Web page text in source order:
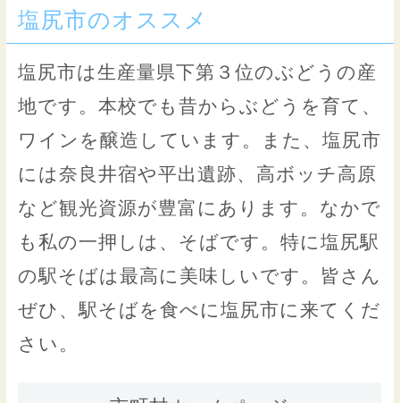
塩尻市のオススメ
塩尻市は生産量県下第３位のぶどうの産
地です。本校でも昔からぶどうを育て、
ワインを醸造しています。また、塩尻市
には奈良井宿や平出遺跡、高ボッチ高原
など観光資源が豊富にあります。なかで
も私の一押しは、そばです。特に塩尻駅
の駅そばは最高に美味しいです。皆さん
ぜひ、駅そばを食べに塩尻市に来てくだ
さい。